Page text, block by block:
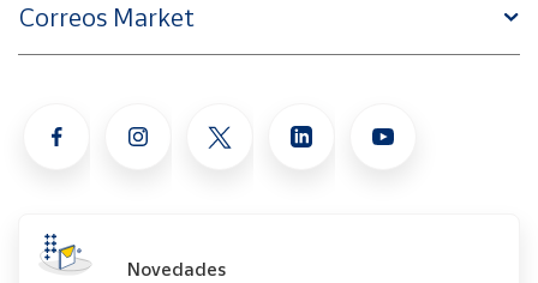
Correos Market
Novedades